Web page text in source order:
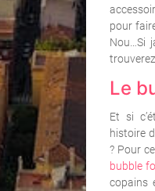
pour
Nou…Si
Le
Et si
histoire
? Pour
bubble
copains